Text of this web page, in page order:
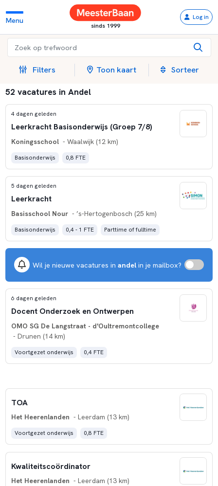
Menu
sinds 1999
Log in
Filters Toon kaart Sorteer
52 vacatures in Andel
4 dagen geleden
Leerkracht Basisonderwijs (Groep 7/8)
Koningsschool - Waalwijk (12 km)
Basisonderwijs 0,8 FTE
5 dagen geleden
Leerkracht
Basisschool Nour - ’s-Hertogenbosch (25 km)
Basisonderwijs 0,4 - 1 FTE Parttime of fulltime
Wil je nieuwe vacatures in andel in je mailbox?
6 dagen geleden
Docent Onderzoek en Ontwerpen
OMO SG De Langstraat - d'Oultremontcollege
- Drunen (14 km)
Voortgezet onderwijs 0,4 FTE
TOA
Het Heerenlanden - Leerdam (13 km)
Voortgezet onderwijs 0,8 FTE
Kwaliteitscoördinator
Het Heerenlanden - Leerdam (13 km)